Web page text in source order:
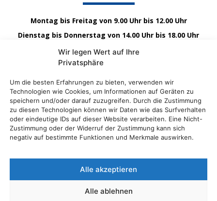
Wir legen Wert auf Ihre
Privatsphäre
Um die besten Erfahrungen zu bieten, verwenden wir
Technologien wie Cookies, um Informationen auf Geräten zu
speichern und/oder darauf zuzugreifen. Durch die Zustimmung
zu diesen Technologien können wir Daten wie das Surfverhalten
oder eindeutige IDs auf dieser Website verarbeiten. Eine Nicht-
Zustimmung oder der Widerruf der Zustimmung kann sich
negativ auf bestimmte Funktionen und Merkmale auswirken.
Alle akzeptieren
Alle ablehnen
Montag bis Freitag von 9.00 Uhr bis 12.00 Uhr
Dienstag bis Donnerstag von 14.00 Uhr bis 18.00 Uhr
sowie Termine nach Vereinbarung
Hauptstraße 62 · 91336 Heroldsbach